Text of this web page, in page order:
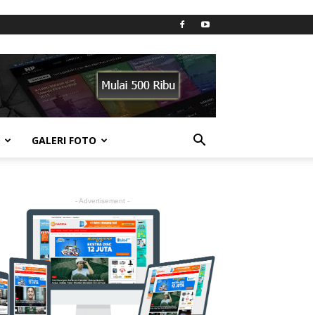
GALERI FOTO
- Advertisement -